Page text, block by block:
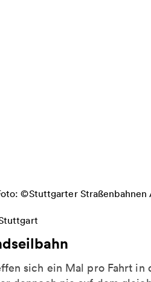
sich ein Mal pro Fahrt in
zu Stuttgarter